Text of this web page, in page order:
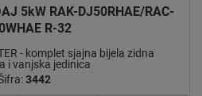
uređaja kućne serije.
Vam u svakom trenutku ljubazno
najbolju klimu za Vaše
5kW RAK-DJ50RHAE/RAC-
R-32
- komplet sjajna bijela zidna
i vanjska jedinica
3442